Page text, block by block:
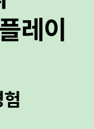
레이